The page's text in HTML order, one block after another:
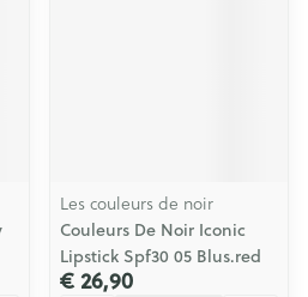
Les couleurs de noir
Couleurs De Noir Iconic
Lipstick Spf30 05 Blus.red
€ 26,90